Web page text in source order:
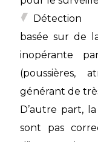
Détection
basée sur de
inopérante
(poussières,
générant de
D’autre part,
sont pas